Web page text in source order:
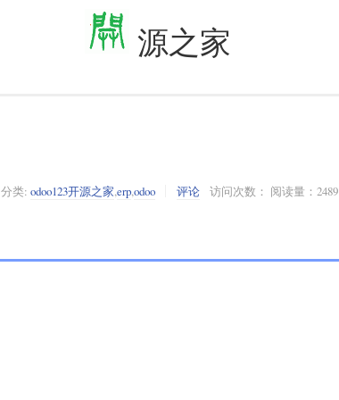
源之家
分类:odoo123开源之家,erp,odoo 评论 访问次数： 阅读量：2489